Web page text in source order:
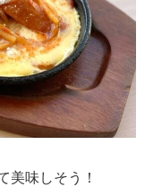
美味しそう！